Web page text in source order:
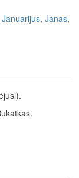
Januarijus, Janas,